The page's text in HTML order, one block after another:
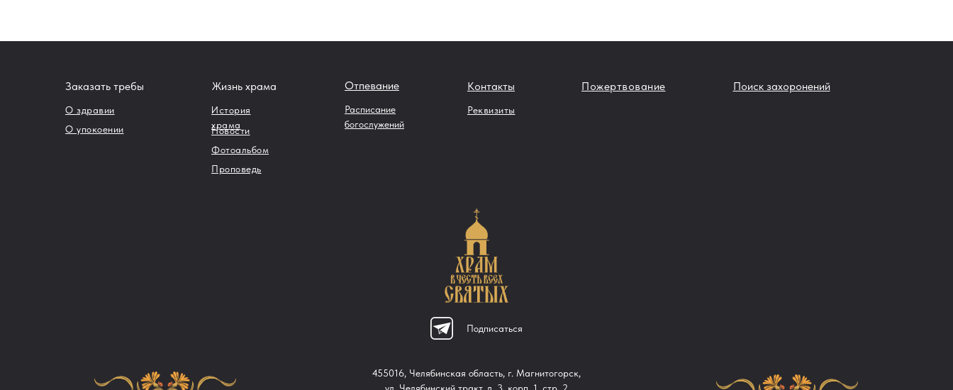
455016, Челябинская область, г. Магнитогорск,
ул. Челябинский тракт, д. 3, корп. 1, стр. 2
Заказать требы
О здравии
Подписаться
О упокоении
Жизнь храма
Проповедь
История
храма
Новости
Контакты
Реквизиты
Поиск захоронений
Пожертвование
Фотоальбом
Расписание
богослужений
Отпевание